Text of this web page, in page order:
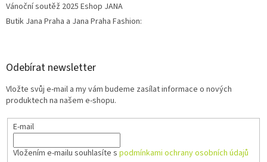
Vánoční soutěž 2025 Eshop JANA
Butik Jana Praha a Jana Praha Fashion:
Odebírat newsletter
Vložte svůj e-mail a my vám budeme zasílat informace o nových
produktech na našem e-shopu.
E-mail
Vložením e-mailu souhlasíte s podmínkami ochrany osobních údajů